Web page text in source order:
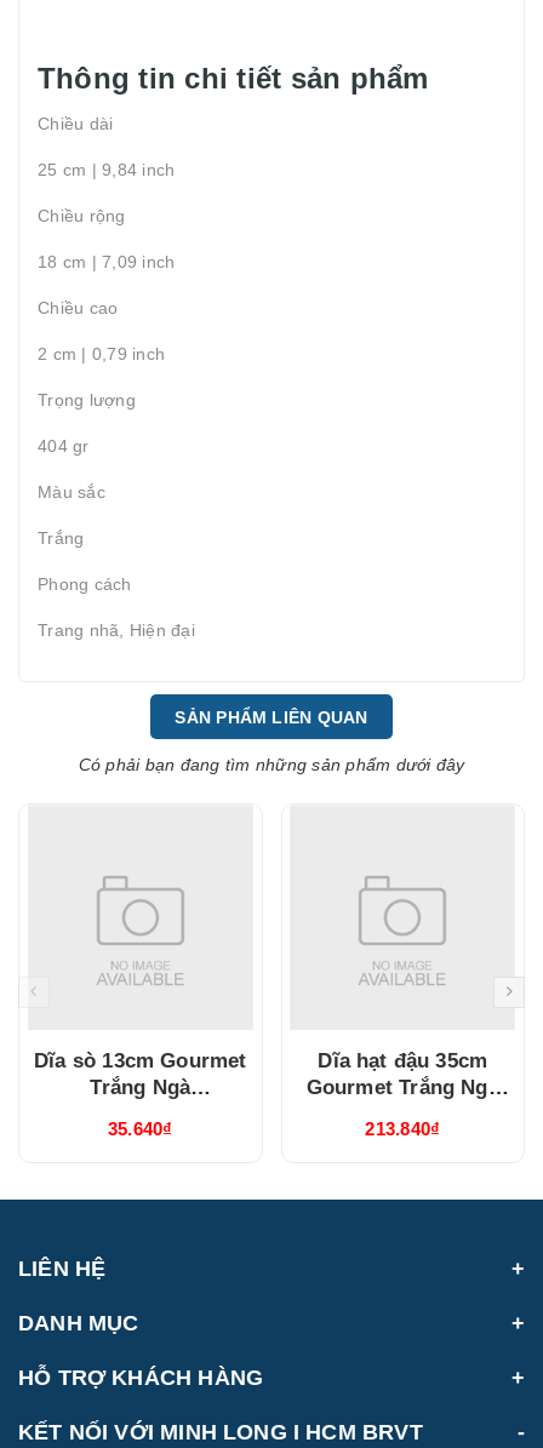
Thông tin chi tiết sản phẩm
Chiều dài
25 cm | 9,84 inch
Chiều rộng
18 cm | 7,09 inch
Chiều cao
2 cm | 0,79 inch
Trọng lượng
404 gr
Màu sắc
Trắng
Phong cách
Trang nhã, Hiện đại
SẢN PHẨM LIÊN QUAN
Có phải bạn đang tìm những sản phẩm dưới đây
Dĩa sò 13cm Gourmet
Trắng Ngà
35.640₫
Dĩa hạt đậu 35cm
Gourmet Trắng Ngà
213.840₫
LIÊN HỆ
DANH MỤC
HỖ TRỢ KHÁCH HÀNG
KẾT NỐI VỚI MINH LONG I HCM BRVT